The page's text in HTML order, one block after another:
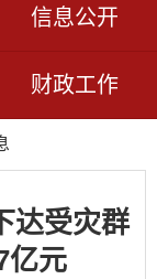
信息公开
财政工作
达受灾群
亿元